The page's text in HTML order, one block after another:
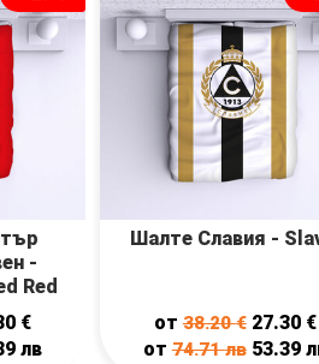
-
Red
€
лв
Шалте Славия -
от38.20€ 27.30 €
от74.71лв 53.39